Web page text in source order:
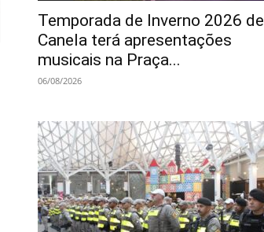
Temporada de Inverno 2026 de
Canela terá apresentações
musicais na Praça...
06/08/2026